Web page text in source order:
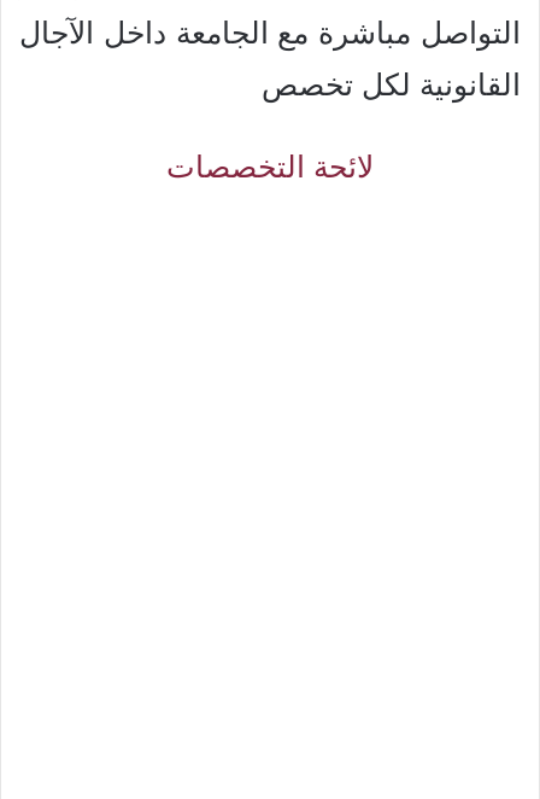
التواصل مباشرة مع الجامعة داخل الآجال
القانونية لكل تخصص
لائحة التخصصات